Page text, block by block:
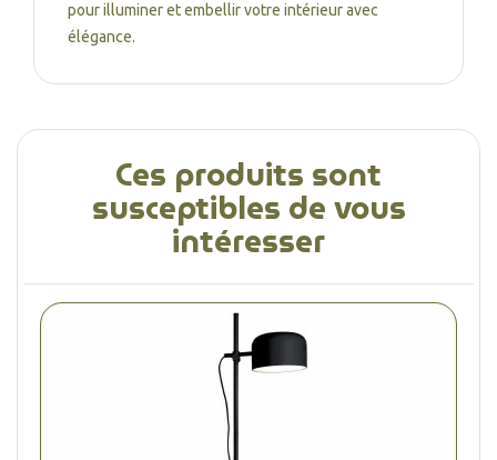
pour illuminer et embellir votre intérieur avec
élégance.
Ces produits sont
susceptibles de vous
intéresser